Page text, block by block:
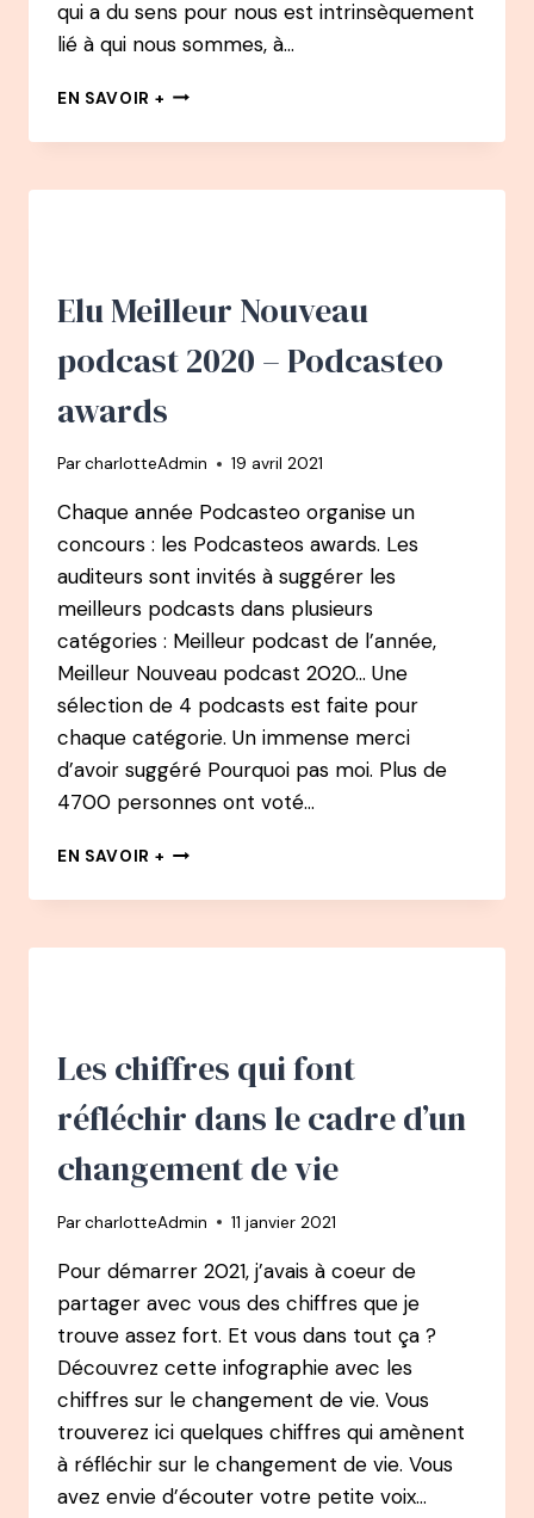
qui a du sens pour nous est intrinsèquement
lié à qui nous sommes, à…
EN SAVOIR + QUE
PASSE-
IL
DE
DANS
VIE
Elu Meilleur Nouveau
podcast 2020 – Podcasteo
awards
ParcharlotteAdmin 19 avril 2021
Chaque année Podcasteo organise un
concours : les Podcasteos awards. Les
auditeurs sont invités à suggérer les
meilleurs podcasts dans plusieurs
catégories : Meilleur podcast de l’année,
Meilleur Nouveau podcast 2020… Une
sélection de 4 podcasts est faite pour
chaque catégorie. Un immense merci
d’avoir suggéré Pourquoi pas moi. Plus de
4700 personnes ont voté…
EN SAVOIR + ELU
NOUVEAU
2020
Les chiffres qui font
réfléchir dans le cadre d’un
changement de vie
ParcharlotteAdmin 11 janvier 2021
Pour démarrer 2021, j’avais à coeur de
partager avec vous des chiffres que je
trouve assez fort. Et vous dans tout ça ?
Découvrez cette infographie avec les
chiffres sur le changement de vie. Vous
trouverez ici quelques chiffres qui amènent
à réfléchir sur le changement de vie. Vous
avez envie d’écouter votre petite voix…